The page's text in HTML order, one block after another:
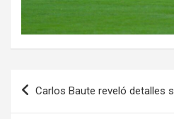
Navegación
Carlos Baute reveló detalles